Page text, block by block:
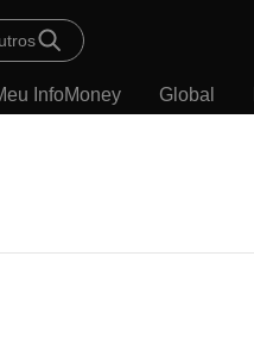
InfoMoney Global